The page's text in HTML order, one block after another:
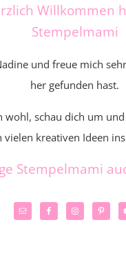
Willkommen
Stempelmami
und freue mich
her gefunden hast.
wohl, schau dich um
vielen kreativen Ideen
Stempelmami